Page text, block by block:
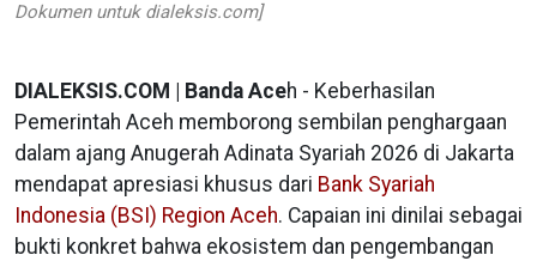
Dokumen untuk dialeksis.com]
DIALEKSIS.COM | Banda Aceh - Keberhasilan
Pemerintah Aceh memborong sembilan penghargaan
dalam ajang Anugerah Adinata Syariah 2026 di Jakarta
mendapat apresiasi khusus dari Bank Syariah
Indonesia (BSI) Region Aceh. Capaian ini dinilai sebagai
bukti konkret bahwa ekosistem dan pengembangan